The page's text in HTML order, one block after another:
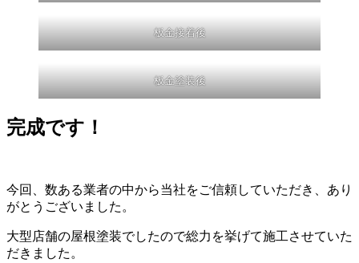
板金接着後
板金塗装後
完成です！
今回、数ある業者の中から当社をご信頼していただき、あり
がとうございました。
大型店舗の屋根塗装でしたので総力を挙げて施工させていた
だきました。